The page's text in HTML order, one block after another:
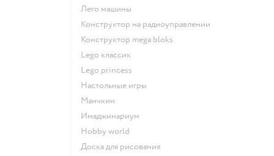
Лего машины
Конструктор на радиоуправлении
Конструктор mega bloks
Lego классик
Lego princess
Настольные игры
Манчкин
Имаджинариум
Hobby world
Доска для рисования